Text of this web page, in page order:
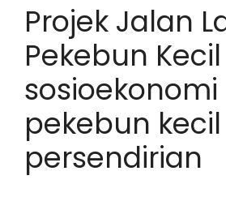
Projek Jalan
Pekebun
sosioekonomi
pekebun
persendirian